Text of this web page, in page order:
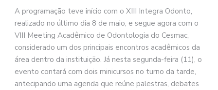
A programação teve início com o XIII Integra Odonto,
realizado no último dia 8 de maio, e segue agora com o
VIII Meeting Acadêmico de Odontologia do Cesmac,
considerado um dos principais encontros acadêmicos da
área dentro da instituição. Já nesta segunda-feira (11), o
evento contará com dois minicursos no turno da tarde,
antecipando uma agenda que reúne palestras, debates